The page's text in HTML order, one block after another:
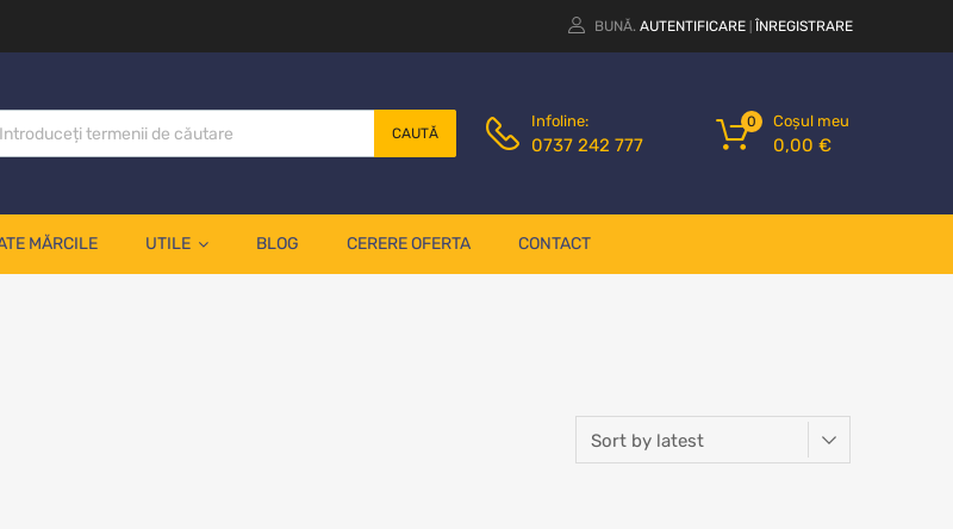
BUNĂ. AUTENTIFICARE ÎNREGISTRARE
CAUTĂ
Infoline:
0737 242 777
Coșul meu
0,00 €
0
MĂRCILE UTILE BLOG CERERE OFERTA CONTACT